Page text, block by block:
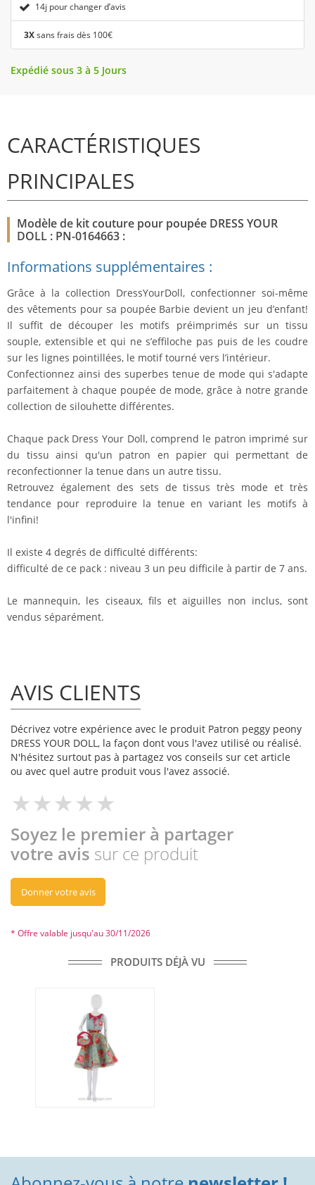
14j pour changer d’avis
3Xsans frais dès 100€
Expédié sous 3 à 5 Jours
CARACTÉRISTIQUES
PRINCIPALES
Modèle de kit couture pour poupée DRESS YOUR
DOLL : PN-0164663 :
Informations supplémentaires :
Grâce à la collection DressYourDoll, confectionner soi-même
des vêtements pour sa poupée Barbie devient un jeu d’enfant!
Il suffit de découper les motifs préimprimés sur un tissu
souple, extensible et qui ne s’effiloche pas puis de les coudre
sur les lignes pointillées, le motif tourné vers l’intérieur.
Confectionnez ainsi des superbes tenue de mode qui s'adapte
parfaitement à chaque poupée de mode, grâce à notre grande
collection de silouhette différentes.
Chaque pack Dress Your Doll, comprend le patron imprimé sur
du tissu ainsi qu'un patron en papier qui permettant de
reconfectionner la tenue dans un autre tissu.
Retrouvez également des sets de tissus très mode et très
tendance pour reproduire la tenue en variant les motifs à
l'infini!
Il existe 4 degrés de difficulté différents:
difficulté de ce pack : niveau 3 un peu difficile à partir de 7 ans.
Le mannequin, les ciseaux, fils et aiguilles non inclus, sont
vendus séparément.
AVIS CLIENTS
Décrivez votre expérience avec le produit Patron peggy peony
DRESS YOUR DOLL, la façon dont vous l'avez utilisé ou réalisé.
N'hésitez surtout pas à partagez vos conseils sur cet article
ou avec quel autre produit vous l'avez associé.
Soyez le premier à partager
votre avis sur ce produit
Donner votre avis
* Offre valable jusqu'au 30/11/2026
PRODUITS DÉJÀ VU